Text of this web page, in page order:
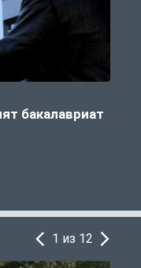
бакалавриат
1 из 12